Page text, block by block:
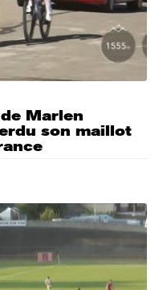
Marlen
son maillot